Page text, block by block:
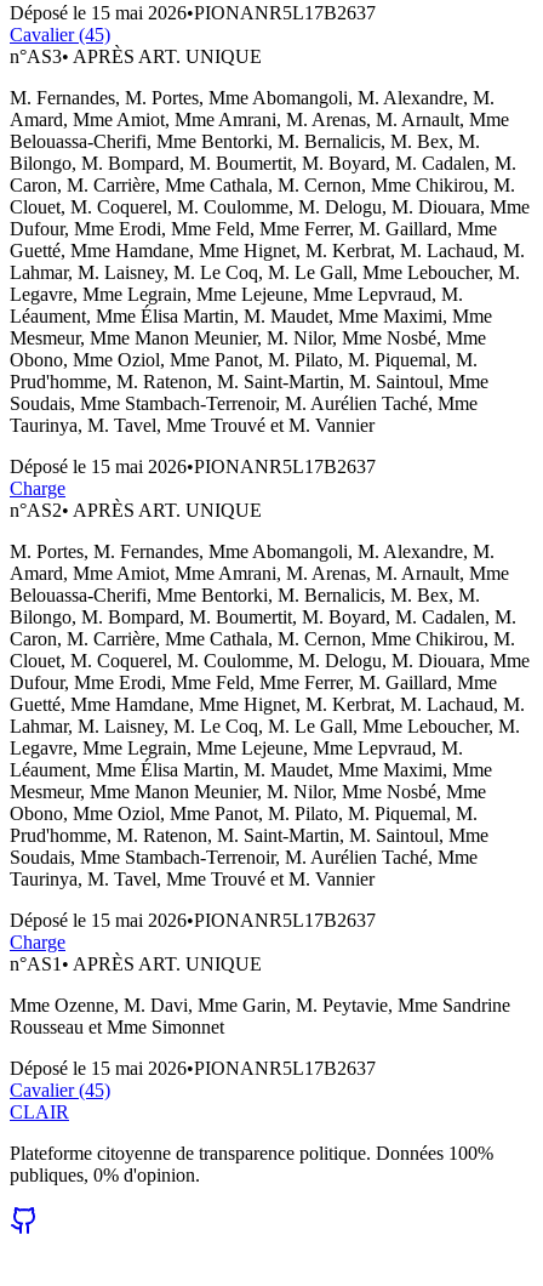
Déposé le 15 mai 2026•PIONANR5L17B2637
Cavalier (45)
n°AS3• APRÈS ART. UNIQUE
M. Fernandes, M. Portes, Mme Abomangoli, M. Alexandre, M.
Amard, Mme Amiot, Mme Amrani, M. Arenas, M. Arnault, Mme
Belouassa-Cherifi, Mme Bentorki, M. Bernalicis, M. Bex, M.
Bilongo, M. Bompard, M. Boumertit, M. Boyard, M. Cadalen, M.
Caron, M. Carrière, Mme Cathala, M. Cernon, Mme Chikirou, M.
Clouet, M. Coquerel, M. Coulomme, M. Delogu, M. Diouara, Mme
Dufour, Mme Erodi, Mme Feld, Mme Ferrer, M. Gaillard, Mme
Guetté, Mme Hamdane, Mme Hignet, M. Kerbrat, M. Lachaud, M.
Lahmar, M. Laisney, M. Le Coq, M. Le Gall, Mme Leboucher, M.
Legavre, Mme Legrain, Mme Lejeune, Mme Lepvraud, M.
Léaument, Mme Élisa Martin, M. Maudet, Mme Maximi, Mme
Mesmeur, Mme Manon Meunier, M. Nilor, Mme Nosbé, Mme
Obono, Mme Oziol, Mme Panot, M. Pilato, M. Piquemal, M.
Prud'homme, M. Ratenon, M. Saint-Martin, M. Saintoul, Mme
Soudais, Mme Stambach-Terrenoir, M. Aurélien Taché, Mme
Taurinya, M. Tavel, Mme Trouvé et M. Vannier
Déposé le 15 mai 2026•PIONANR5L17B2637
Charge
n°AS2• APRÈS ART. UNIQUE
M. Portes, M. Fernandes, Mme Abomangoli, M. Alexandre, M.
Amard, Mme Amiot, Mme Amrani, M. Arenas, M. Arnault, Mme
Belouassa-Cherifi, Mme Bentorki, M. Bernalicis, M. Bex, M.
Bilongo, M. Bompard, M. Boumertit, M. Boyard, M. Cadalen, M.
Caron, M. Carrière, Mme Cathala, M. Cernon, Mme Chikirou, M.
Clouet, M. Coquerel, M. Coulomme, M. Delogu, M. Diouara, Mme
Dufour, Mme Erodi, Mme Feld, Mme Ferrer, M. Gaillard, Mme
Guetté, Mme Hamdane, Mme Hignet, M. Kerbrat, M. Lachaud, M.
Lahmar, M. Laisney, M. Le Coq, M. Le Gall, Mme Leboucher, M.
Legavre, Mme Legrain, Mme Lejeune, Mme Lepvraud, M.
Léaument, Mme Élisa Martin, M. Maudet, Mme Maximi, Mme
Mesmeur, Mme Manon Meunier, M. Nilor, Mme Nosbé, Mme
Obono, Mme Oziol, Mme Panot, M. Pilato, M. Piquemal, M.
Prud'homme, M. Ratenon, M. Saint-Martin, M. Saintoul, Mme
Soudais, Mme Stambach-Terrenoir, M. Aurélien Taché, Mme
Taurinya, M. Tavel, Mme Trouvé et M. Vannier
Déposé le 15 mai 2026•PIONANR5L17B2637
Charge
n°AS1 • APRÈS ART. UNIQUE
Mme Ozenne, M. Davi, Mme Garin, M. Peytavie, Mme Sandrine
Rousseau et Mme Simonnet
Déposé le 15 mai 2026•PIONANR5L17B2637
Cavalier (45)
CLAIR
Plateforme citoyenne de transparence politique. Données 100%
publiques, 0% d'opinion.